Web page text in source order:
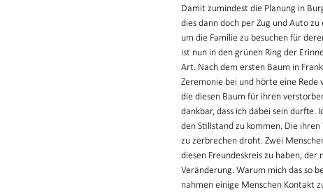
Damit zumindest die Planung in
dies dann doch per Zug und Auto
um die Familie zu besuchen für
ist nun in den grünen Ring der
Art. Nach dem ersten Baum in
Zeremonie bei und hörte eine
die diesen Baum für ihren
dankbar, dass ich dabei sein
den Stillstand zu kommen. Die
zu zerbrechen droht. Zwei
diesen Freundeskreis zu haben,
Veränderung. Warum mich das so
nahmen einige Menschen Kontakt